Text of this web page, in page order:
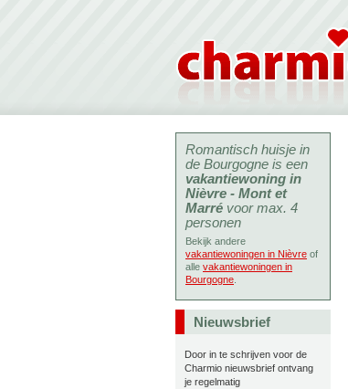
Romantisch huisje in
de Bourgogne is een
vakantiewoning in
Nièvre - Mont et
Marré voor max. 4
personen
Bekijk andere
vakantiewoningen in Nièvre of
alle vakantiewoningen in
Bourgogne
Nieuwsbrief
Door in te schrijven voor de
Charmio nieuwsbrief ontvang
je regelmatig